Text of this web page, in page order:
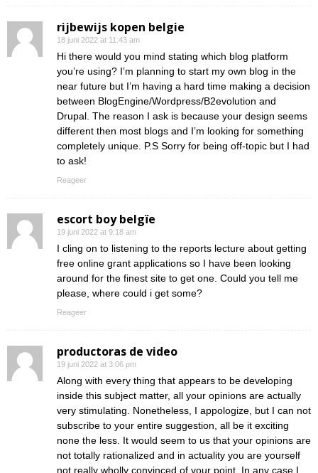
rijbewijs kopen belgie
18 juni 2022 at 11:43 am
Hi there would you mind stating which blog platform
you’re using? I’m planning to start my own blog in the
near future but I’m having a hard time making a decision
between BlogEngine/Wordpress/B2evolution and
Drupal. The reason I ask is because your design seems
different then most blogs and I’m looking for something
completely unique. P.S Sorry for being off-topic but I had
to ask!
Reageer
escort boy belgïe
19 juni 2022 at 9:18 am
I cling on to listening to the reports lecture about getting
free online grant applications so I have been looking
around for the finest site to get one. Could you tell me
please, where could i get some?
Reageer
productoras de video
19 juni 2022 at 3:06 pm
Along with every thing that appears to be developing
inside this subject matter, all your opinions are actually
very stimulating. Nonetheless, I appologize, but I can not
subscribe to your entire suggestion, all be it exciting
none the less. It would seem to us that your opinions are
not totally rationalized and in actuality you are yourself
not really wholly convinced of your point. In any case I